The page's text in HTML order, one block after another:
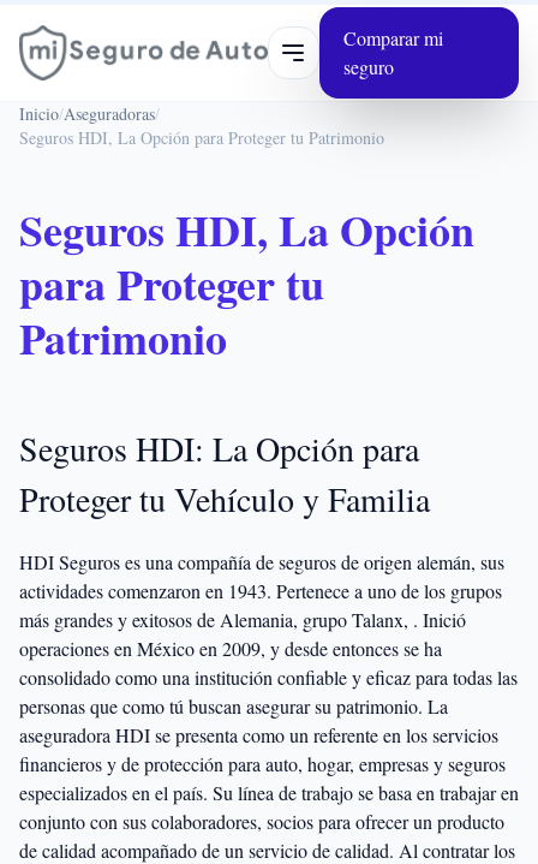
Abrir menú
Comparar mi
seguro
Inicio/Aseguradoras/
Seguros HDI, La Opción para Proteger tu Patrimonio
Seguros HDI, La Opción
para Proteger tu
Patrimonio
Seguros HDI: La Opción para
Proteger tu Vehículo y Familia
HDI Seguros es una compañía de seguros de origen alemán, sus
actividades comenzaron en 1943. Pertenece a uno de los grupos
más grandes y exitosos de Alemania, grupo Talanx, . Inició
operaciones en México en 2009, y desde entonces se ha
consolidado como una institución confiable y eficaz para todas las
personas que como tú buscan asegurar su patrimonio. La
aseguradora HDI se presenta como un referente en los servicios
financieros y de protección para auto, hogar, empresas y seguros
especializados en el país. Su línea de trabajo se basa en trabajar en
conjunto con sus colaboradores, socios para ofrecer un producto
de calidad acompañado de un servicio de calidad. Al contratar los